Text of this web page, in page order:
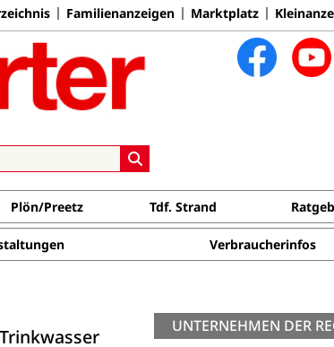
Familienanzeigen Marktplatz
Plön/Preetz Tdf. Strand
Verbraucherinfos
UNTERNEHMEN DER